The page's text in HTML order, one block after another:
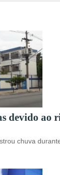
devido ao
chuva